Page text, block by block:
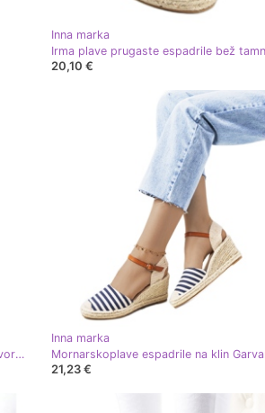
Inna marka
20,10 €
Mornarsko plave panove pumpice s otvorenom petom tamnoplava
Inna marka
21,23 €